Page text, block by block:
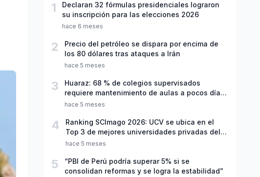
1
Declaran 32 fórmulas presidenciales lograron
su inscripción para las elecciones 2026
hace 6 meses
2
Precio del petróleo se dispara por encima de
los 80 dólares tras ataques a Irán
hace 5 meses
3
Huaraz: 68 % de colegios supervisados
requiere mantenimiento de aulas a pocos días
de inicio del año escolar 2026
hace 5 meses
4
Ranking SCImago 2026: UCV se ubica en el
Top 3 de mejores universidades privadas del
Perú
hace 5 meses
5
“PBI de Perú podría superar 5% si se
consolidan reformas y se logra la estabilidad”